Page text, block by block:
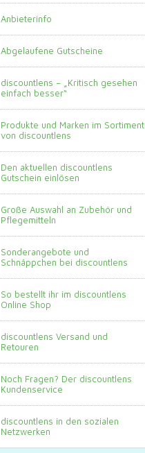
Anbieterinfo
Abgelaufene Gutscheine
discountlens – „Kritisch gesehen
einfach besser“
Produkte und Marken im Sortiment
von discountlens
Den aktuellen discountlens
Gutschein einlösen
Große Auswahl an Zubehör und
Pflegemitteln
Sonderangebote und
Schnäppchen bei discountlens
So bestellt ihr im discountlens
Online Shop
discountlens Versand und
Retouren
Noch Fragen? Der discountlens
Kundenservice
discountlens in den sozialen
Netzwerken